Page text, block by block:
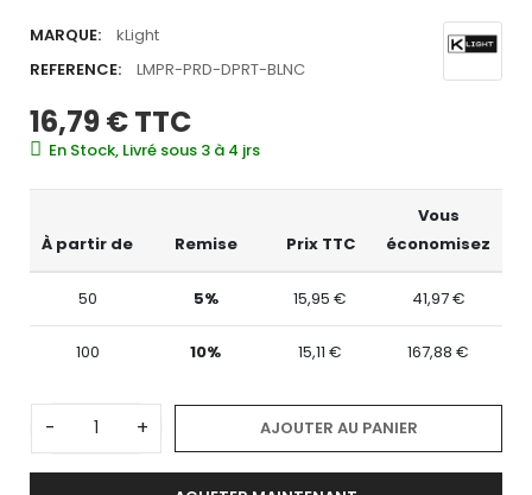
MARQUE:
kLight
REFERENCE:
LMPR-PRD-DPRT-BLNC
16,79 €TTC
En Stock, Livré sous 3 à 4 jrs
À partir de Remise Prix TTC
Vous
économisez
50 5% 15,95 € 41,97 €
100 10% 15,11 € 167,88 €
- + AJOUTER AU PANIER